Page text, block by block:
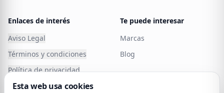
Estanterías pequeñas y abiertas:perfectas para
baños con estilo desenfadado o rústico, donde el
orden no es solo útil, sino también decorativo.
Armarios compactos con puertas:ideales para
esconder todo aquello que no quieres a la vista
Enlaces de interés
Aviso Legal
Términos y condiciones
Política de privacidad
Política de Cookies
Te puede interesar
Marcas
Blog
Esta web usa cookies